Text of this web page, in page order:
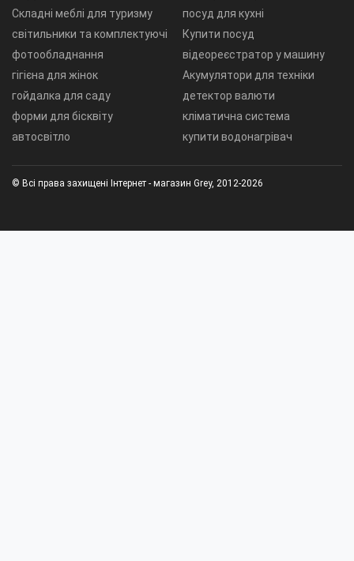
Складні меблі для туризму
світильники та комплектуючі
фотообладнання
гігієна для жінок
гойдалка для саду
форми для бісквіту
автосвітло
посуд для кухні
Купити посуд
відеореєстратор у машину
Акумулятори для техніки
детектор валюти
кліматична система
купити водонагрівач
© Всі права захищені Інтернет - магазин Grey, 2012-2026